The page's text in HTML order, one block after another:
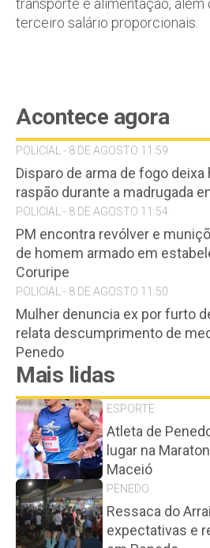
transporte e alimentação,
terceiro salário proporcionais.
Acontece agora
POLICIAL - 8 DE AGOSTO 11:59
Disparo de arma de fogo
raspão durante a madrugada
POLICIAL - 8 DE AGOSTO 11:54
PM encontra revólver e
de homem armado em
Coruripe
POLICIAL - 8 DE AGOSTO 11:50
Mulher denuncia ex por furto
relata descumprimento de
Penedo
Mais lidas
ESPORTE
Atleta de
lugar na
Maceió
PENEDO
Ressaca do
expectativas e